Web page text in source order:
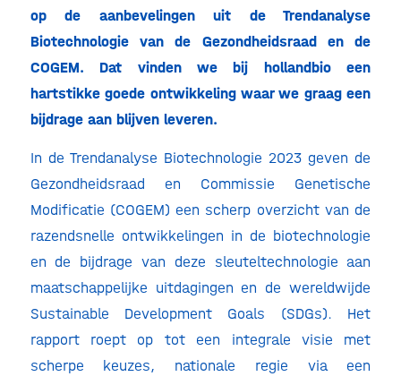
op de aanbevelingen uit de Trendanalyse
Biotechnologie van de Gezondheidsraad en de
COGEM. Dat vinden we bij hollandbio een
hartstikke goede ontwikkeling waar we graag een
bijdrage aan blijven leveren.
In de Trendanalyse Biotechnologie 2023 geven de
Gezondheidsraad en Commissie Genetische
Modificatie (COGEM) een scherp overzicht van de
razendsnelle ontwikkelingen in de biotechnologie
en de bijdrage van deze sleuteltechnologie aan
maatschappelijke uitdagingen en de wereldwijde
Sustainable Development Goals (SDGs). Het
rapport roept op tot een integrale visie met
scherpe keuzes, nationale regie via een